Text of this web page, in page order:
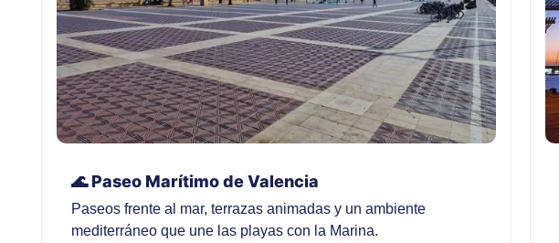
🌊 Paseo Marítimo de Valencia
Paseos frente al mar, terrazas animadas y un ambiente
mediterráneo que une las playas con la Marina.